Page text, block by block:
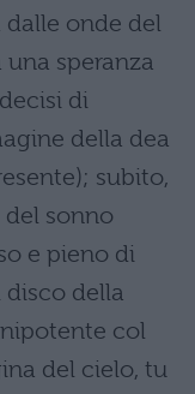
onde del
speranza
di
della dea
subito,
sonno
e pieno di
disco della
col
del cielo, tu